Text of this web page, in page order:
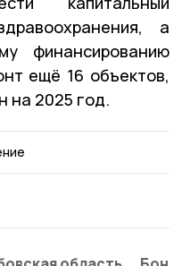
а
финансированию
ещё 16 объектов,
на 2025 год.